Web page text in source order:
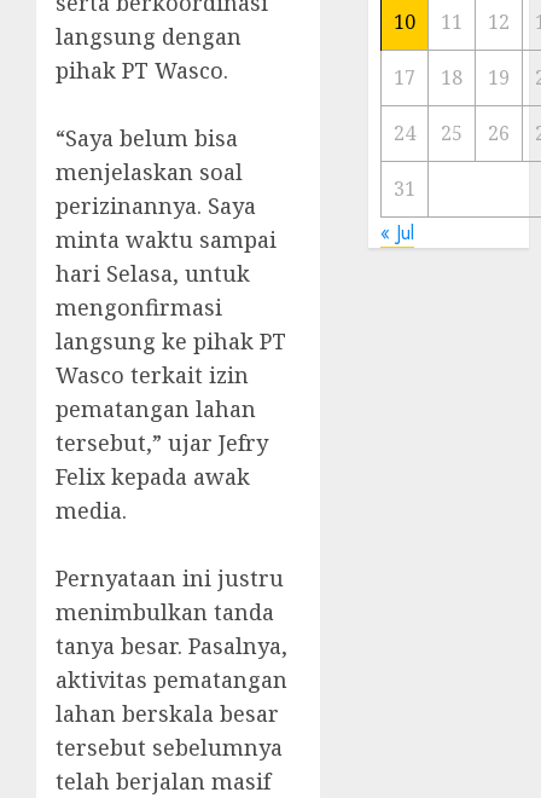
langsung dengan
pihak PT Wasco.
‎“Saya belum bisa
menjelaskan soal
perizinannya. Saya
minta waktu sampai
hari Selasa, untuk
mengonfirmasi
langsung ke pihak PT
Wasco terkait izin
pematangan lahan
tersebut,” ujar Jefry
Felix kepada awak
media.
‎Pernyataan ini justru
menimbulkan tanda
tanya besar. Pasalnya,
aktivitas pematangan
lahan berskala besar
tersebut sebelumnya
telah berjalan masif
23/11/
10 11 12
17 18 19
24 25 26
31
« Jul